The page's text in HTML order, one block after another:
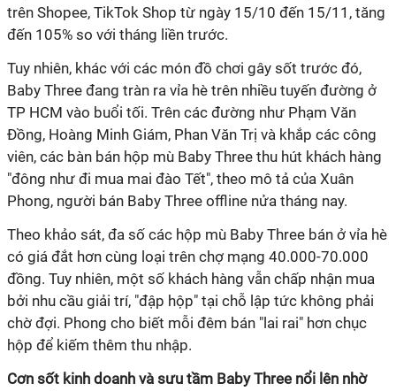
trên Shopee, TikTok Shop từ ngày 15/10 đến 15/11, tăng
đến 105% so với tháng liền trước.
Tuy nhiên, khác với các món đồ chơi gây sốt trước đó,
Baby Three đang tràn ra vỉa hè trên nhiều tuyến đường ở
TP HCM vào buổi tối. Trên các đường như Phạm Văn
Đồng, Hoàng Minh Giám, Phan Văn Trị và khắp các công
viên, các bàn bán hộp mù Baby Three thu hút khách hàng
"đông như đi mua mai đào Tết", theo mô tả của Xuân
Phong, người bán Baby Three offline nửa tháng nay.
Theo khảo sát, đa số các hộp mù Baby Three bán ở vỉa hè
có giá đắt hơn cùng loại trên chợ mạng 40.000-70.000
đồng. Tuy nhiên, một số khách hàng vẫn chấp nhận mua
bởi nhu cầu giải trí, "đập hộp" tại chỗ lập tức không phải
chờ đợi. Phong cho biết mỗi đêm bán "lai rai" hơn chục
hộp để kiếm thêm thu nhập.
Cơn sốt kinh doanh và sưu tầm Baby Three nổi lên nhờ